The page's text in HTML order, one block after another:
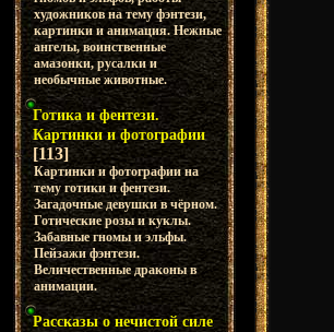
художников на тему фэнтези,
картинки и анимация. Нежные
ангелы, воинственные
амазонки, русалки и
необычные животные.
Готика и фентези.
Картинки и фотографии
[113]
Картинки и фотографии на
тему готики и фентези.
Загадочные девушки в чёрном.
Готические розы и куклы.
Забавные гномы и эльфы.
Пейзажи фэнтези.
Величественные драконы в
анимации.
Рассказы о нечистой силе